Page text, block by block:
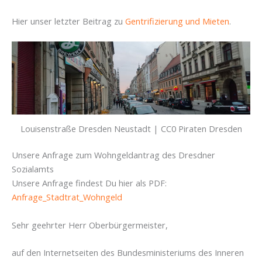
Hier unser letzter Beitrag zu Gentrifizierung und Mieten.
Louisenstraße Dresden Neustadt | CC0 Piraten Dresden
Unsere Anfrage zum Wohngeldantrag des Dresdner
Sozialamts
Unsere Anfrage findest Du hier als PDF:
Anfrage_Stadtrat_Wohngeld
Sehr geehrter Herr Oberbürgermeister,
auf den Internetseiten des Bundesministeriums des Inneren